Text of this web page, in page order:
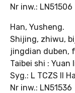
Nr inw.: LN51506
Han, Yusheng.
Shijing, zhiwu,
jingdian duben,
Taibei shi :
Syg.: L TCZS II
Nr inw.: LN51536